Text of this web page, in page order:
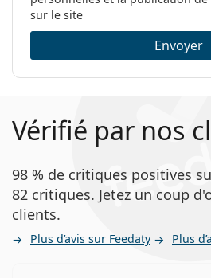
sur le site
Envoyer
Vérifié par nos
98 % de critiques positives
82 critiques. Jetez un coup
clients.
Plus d’avis sur Feedaty Plus